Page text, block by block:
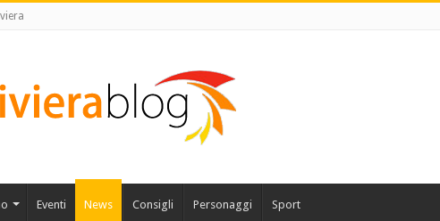
Eventi News Consigli Personaggi Sport